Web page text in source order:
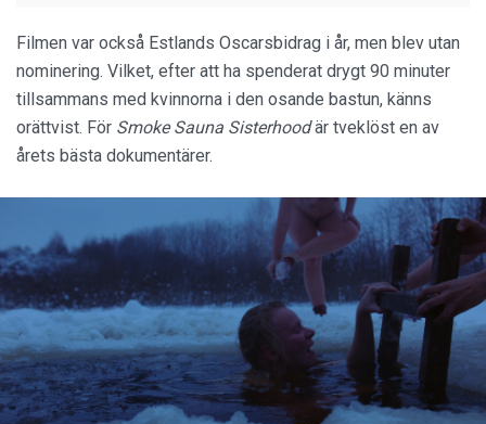
Filmen var också Estlands Oscarsbidrag i år, men blev utan
nominering. Vilket, efter att ha spenderat drygt 90 minuter
tillsammans med kvinnorna i den osande bastun, känns
orättvist. För Smoke Sauna Sisterhoodär tveklöst en av
årets bästa dokumentärer.